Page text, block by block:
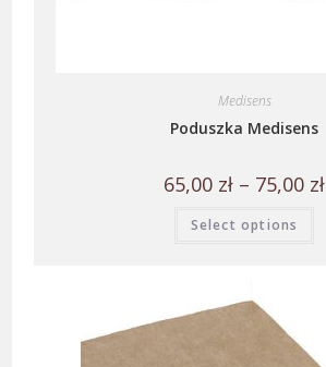
Medisens
Poduszka Medisens
65,00 zł – 75,00 zł
Select options